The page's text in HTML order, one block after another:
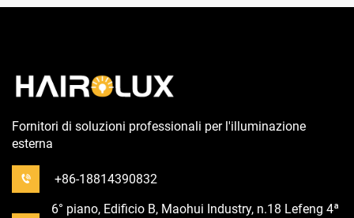
Fornitori di soluzioni professionali per l'illuminazione
esterna
+86-18814390832
6° piano, Edificio B, Maohui Industry, n.18 Lefeng 4ª